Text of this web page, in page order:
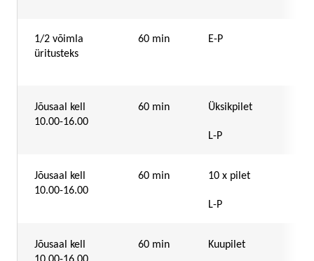
1/2 võimla
üritusteks
60 min E-P
Jõusaal kell
10.00-16.00
60 min Üksikpilet
L-P
Jõusaal kell
10.00-16.00
60 min 10 x pilet
L-P
Jõusaal kell
60 min Kuupilet